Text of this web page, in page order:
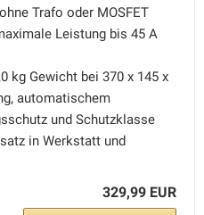
Trafo oder MOSFET
Leistung bis 45 A
kg Gewicht bei 370 x 145 x
automatischem
und Schutzklasse
in Werkstatt und
329,99 EUR